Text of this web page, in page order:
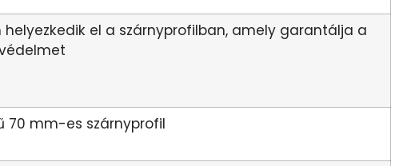
helyezkedik el a szárnyprofilban, amely garantálja a
70 mm-es szárnyprofil